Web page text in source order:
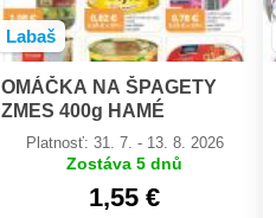
Labaš
OMÁČKA NA ŠPAGETY
ZMES 400g HAMÉ
Platnosť: 31. 7. - 13. 8. 2026
Zostáva 5 dnů
1,55 €